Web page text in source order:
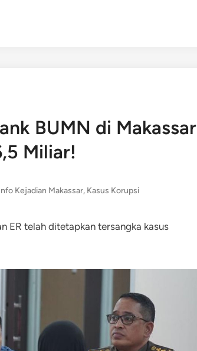
BUMN di Makassar
Miliar!
Kejadian Makassar, Kasus Korupsi
ER telah ditetapkan tersangka kasus